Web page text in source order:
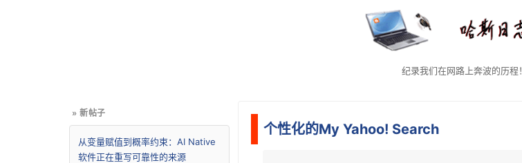
纪录我们在网路上奔波的历程！
» 新帖子
从变量赋值到概率约束：AI Native
软件正在重写可靠性的来源
个性化的My Yahoo! Search